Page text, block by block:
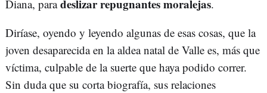
Diana, paradeslizar repugnantes moralejas.
Diríase, oyendo y leyendo algunas de esas cosas, que la
joven desaparecida en la aldea natal de Valle es, más que
víctima, culpable de la suerte que haya podido correr.
Sin duda que su corta biografía, sus relaciones